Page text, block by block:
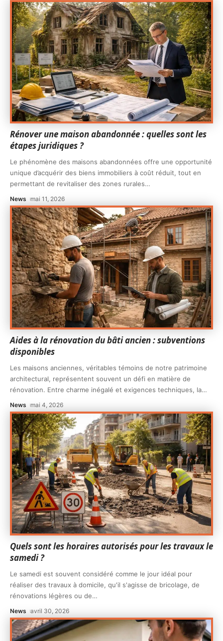
Rénover une maison abandonnée : quelles sont les
étapes juridiques ?
Le phénomène des maisons abandonnées offre une opportunité
unique d’acquérir des biens immobiliers à coût réduit, tout en
permettant de revitaliser des zones rurales…
News mai 11, 2026
Aides à la rénovation du bâti ancien : subventions
disponibles
Les maisons anciennes, véritables témoins de notre patrimoine
architectural, représentent souvent un défi en matière de
rénovation. Entre charme inégalé et exigences techniques, la…
News mai 4, 2026
Quels sont les horaires autorisés pour les travaux le
samedi ?
Le samedi est souvent considéré comme le jour idéal pour
réaliser des travaux à domicile, qu'il s'agisse de bricolage, de
rénovations légères ou de…
News avril 30, 2026